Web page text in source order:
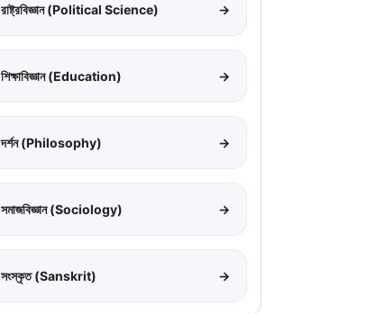
রাষ্ট্রবিজ্ঞান (Political Science) →
শিক্ষাবিজ্ঞান (Education) →
দর্শন (Philosophy) →
সমাজবিজ্ঞান (Sociology) →
সংস্কৃত (Sanskrit) →